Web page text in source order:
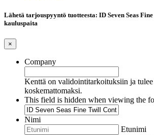
Lähetä tarjouspyyntö tuotteesta: ID Seven Seas
kauluspaita
×
Company
Kenttä on validointitarkoituksiin ja tulee
koskemattomaksi.
This field is hidden when viewing the
Nimi
Etunimi